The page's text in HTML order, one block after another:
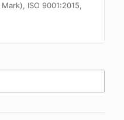
ISO 9001:2015,